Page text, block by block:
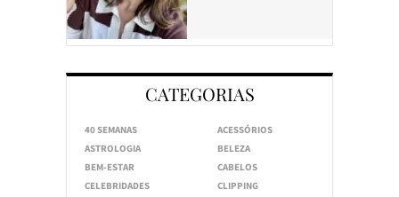
CATEGORIAS
40 SEMANAS
ACESSÓRIOS
ASTROLOGIA
BELEZA
BEM-ESTAR
CABELOS
CELEBRIDADES
CLIPPING